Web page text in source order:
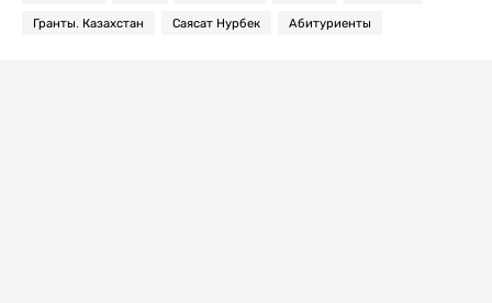
Гранты. Казахстан Саясат Нурбек Абитуриенты